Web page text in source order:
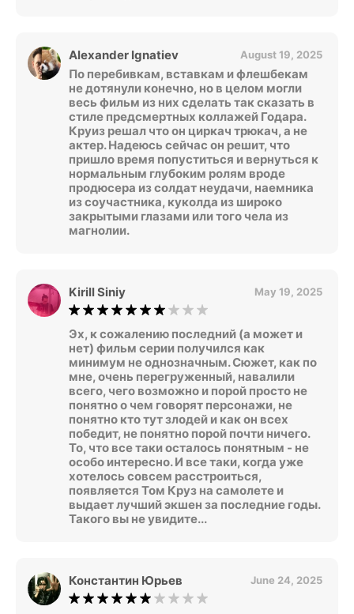
Alexander Ignatiev August 19, 2025
По перебивкам, вставкам и флешбекам
не дотянули конечно, но в целом могли
весь фильм из них сделать так сказать в
стиле предсмертных коллажей Годара.
Круиз решал что он циркач трюкач, а не
актер. Надеюсь сейчас он решит, что
пришло время попуститься и вернуться к
нормальным глубоким ролям вроде
продюсера из солдат неудачи, наемника
из соучастника, куколда из широко
закрытыми глазами или того чела из
магнолии.
Kirill Siniy May 19, 2025
Эх, к сожалению последний (а может и
нет) фильм серии получился как
минимум не однозначным. Сюжет, как по
мне, очень перегруженный, навалили
всего, чего возможно и порой просто не
понятно о чем говорят персонажи, не
понятно кто тут злодей и как он всех
победит, не понятно порой почти ничего.
То, что все таки осталось понятным - не
особо интересно. И все таки, когда уже
хотелось совсем расстроиться,
появляется Том Круз на самолете и
выдает лучший экшен за последние годы.
Такого вы не увидите...
Константин Юрьев June 24, 2025